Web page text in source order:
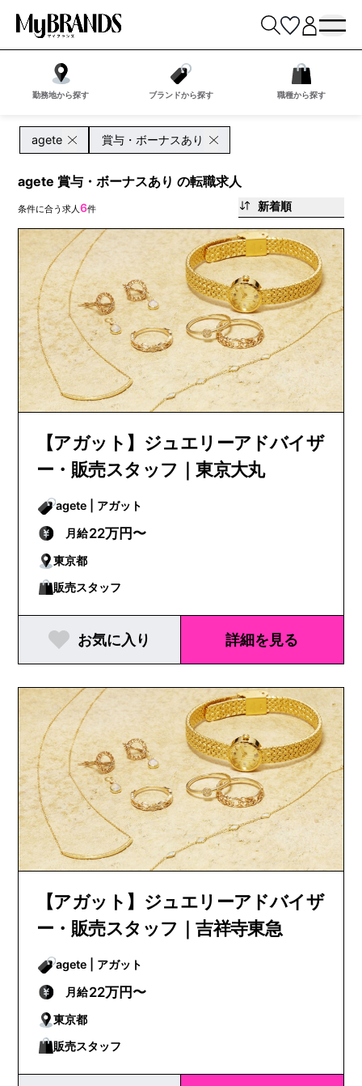
勤務地から探す ブランドから探す 職種から探す
agete 賞与・ボーナスあり
agete 賞与・ボーナスあり の転職求人
条件に合う求人6件 新着順
【アガット】ジュエリーアドバイザ
ー・販売スタッフ｜東京大丸
agete | アガット
月給22万円〜
東京都
販売スタッフ
お気に入り 詳細を見る
【アガット】ジュエリーアドバイザ
ー・販売スタッフ｜吉祥寺東急
agete | アガット
月給22万円〜
東京都
販売スタッフ